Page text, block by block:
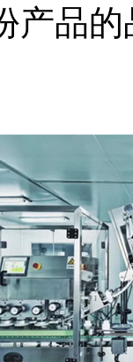
产品